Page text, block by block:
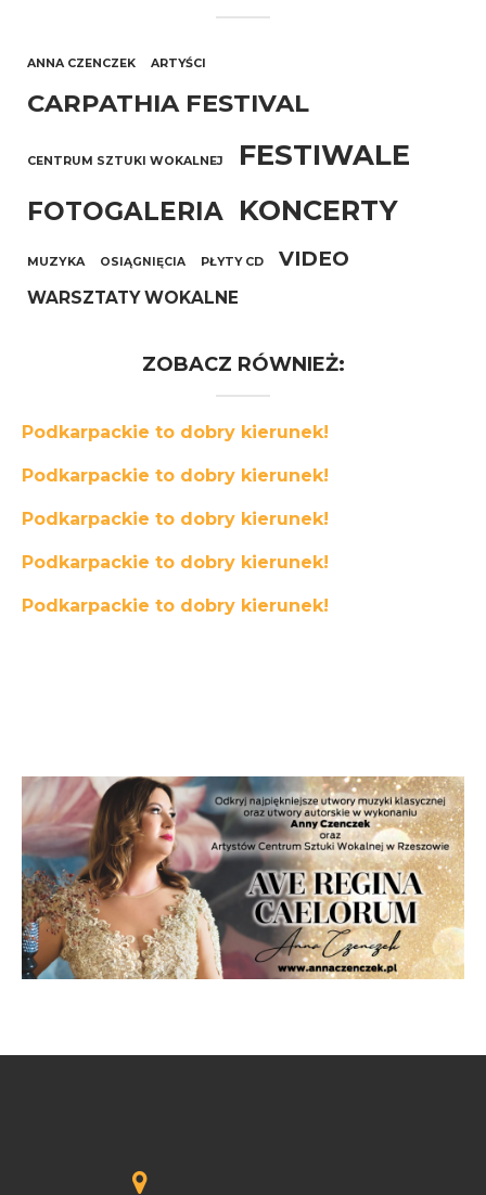
ANNA CZENCZEK ARTYŚCI
CARPATHIA FESTIVAL
CENTRUM SZTUKI WOKALNEJ FESTIWALE
FOTOGALERIA KONCERTY
MUZYKA OSIĄGNIĘCIA PŁYTY CD VIDEO
WARSZTATY WOKALNE
ZOBACZ RÓWNIEŻ:
Podkarpackie to dobry kierunek!
Podkarpackie to dobry kierunek!
Podkarpackie to dobry kierunek!
Podkarpackie to dobry kierunek!
Podkarpackie to dobry kierunek!